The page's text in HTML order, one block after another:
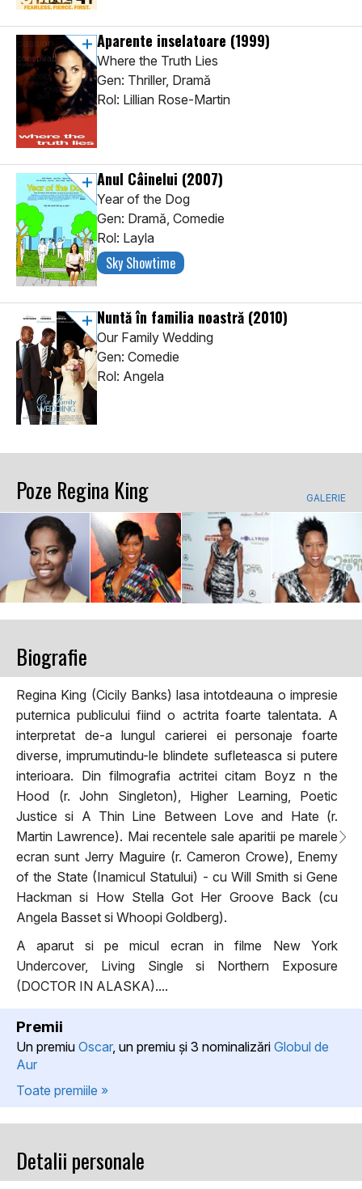
Aparente inselatoare (1999)
Where the Truth Lies
Gen: Thriller, Dramă
Rol: Lillian Rose-Martin
Anul Câinelui (2007)
Year of the Dog
Gen: Dramă, Comedie
Rol: Layla
Sky Showtime
Nuntă în familia noastră (2010)
Our Family Wedding
Gen: Comedie
Rol: Angela
Poze Regina King GALERIE
Biografie
Regina King (Cicily Banks) lasa intotdeauna o impresie
puternica publicului fiind o actrita foarte talentata. A
interpretat de-a lungul carierei ei personaje foarte
diverse, imprumutindu-le blindete sufleteasca si putere
interioara. Din filmografia actritei citam Boyz n the
Hood (r. John Singleton), Higher Learning, Poetic
Justice si A Thin Line Between Love and Hate (r.
Martin Lawrence). Mai recentele sale aparitii pe marele
ecran sunt Jerry Maguire (r. Cameron Crowe), Enemy
of the State (Inamicul Statului) - cu Will Smith si Gene
Hackman si How Stella Got Her Groove Back (cu
Angela Basset si Whoopi Goldberg).
A aparut si pe micul ecran in filme New York
Undercover, Living Single si Northern Exposure
(DOCTOR IN ALASKA)....
Premii
Un premiu Oscar, un premiu şi 3 nominalizări Globul de
Aur
Toate premiile »
Detalii personale